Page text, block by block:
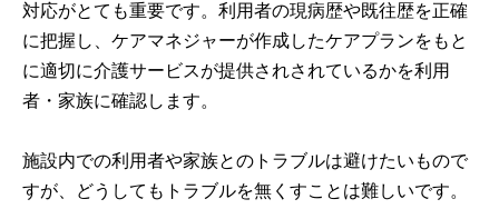
対応がとても重要です。利用者の現病歴や既往歴を正確
に把握し、ケアマネジャーが作成したケアプランをもと
に適切に介護サービスが提供されされているかを利用
者・家族に確認します。
施設内での利用者や家族とのトラブルは避けたいもので
すが、どうしてもトラブルを無くすことは難しいです。